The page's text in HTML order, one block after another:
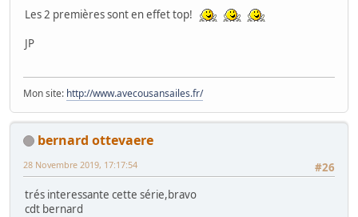
Les 2 premières sont en effet top!
JP
Mon site: http://www.avecousansailes.fr/
bernard ottevaere
#26
28 Novembre 2019, 17:17:54
trés interessante cette série,bravo
cdt bernard